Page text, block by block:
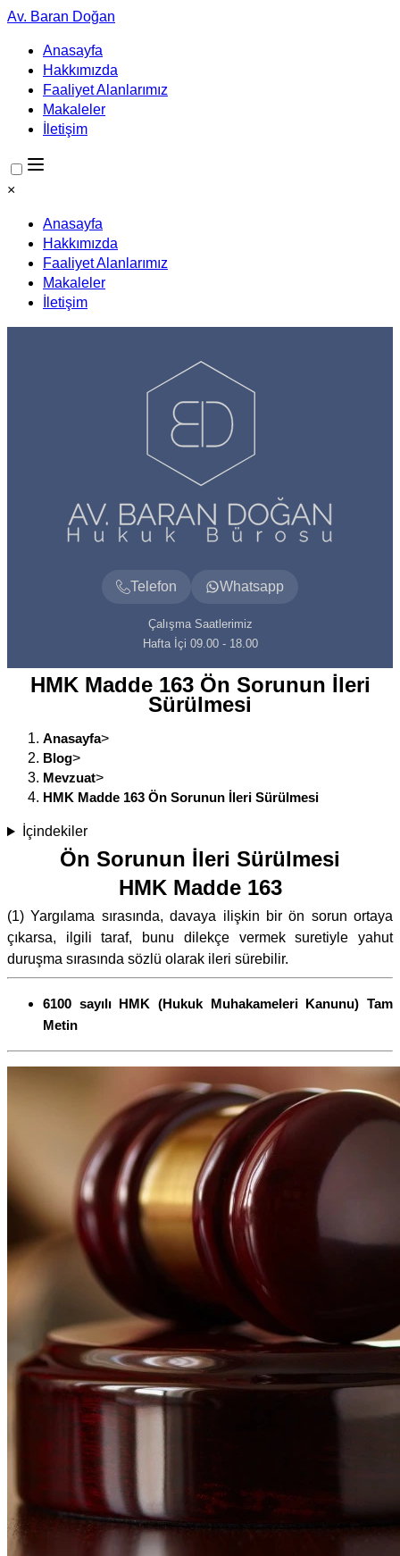
Av. Baran Doğan
Anasayfa
Hakkımızda
Faaliyet Alanlarımız
Makaleler
İletişim
×
Anasayfa
Hakkımızda
Faaliyet Alanlarımız
Makaleler
İletişim
Telefon Whatsapp
Çalışma Saatlerimiz
Hafta İçi 09.00 - 18.00
HMK Madde 163 Ön Sorunun İleri
Sürülmesi
Anasayfa>
Blog>
Mevzuat>
HMK Madde 163 Ön Sorunun İleri Sürülmesi
İçindekiler
Ön Sorunun İleri Sürülmesi
HMK Madde 163
(1) Yargılama sırasında, davaya ilişkin bir ön sorun ortaya
çıkarsa, ilgili taraf, bunu dilekçe vermek suretiyle yahut
duruşma sırasında sözlü olarak ileri sürebilir.
6100 sayılı HMK (Hukuk Muhakameleri Kanunu) Tam
Metin